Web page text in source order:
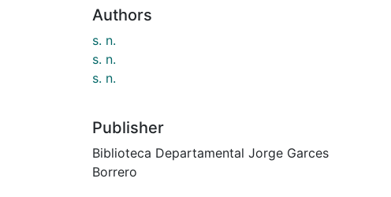
Authors
s. n.
s. n.
s. n.
Publisher
Biblioteca Departamental Jorge Garces
Borrero